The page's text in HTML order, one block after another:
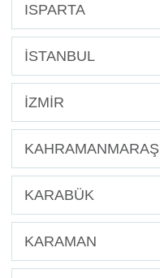
ISPARTA
İSTANBUL
İZMİR
KAHRAMANMARAŞ
KARABÜK
KARAMAN